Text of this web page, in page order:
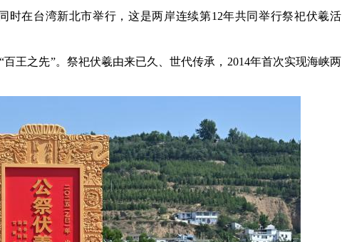
时在台湾新北市举行，这是两岸连续第12年共同举行祭祀伏羲活
王之先”。祭祀伏羲由来已久、世代传承，2014年首次实现海峡两